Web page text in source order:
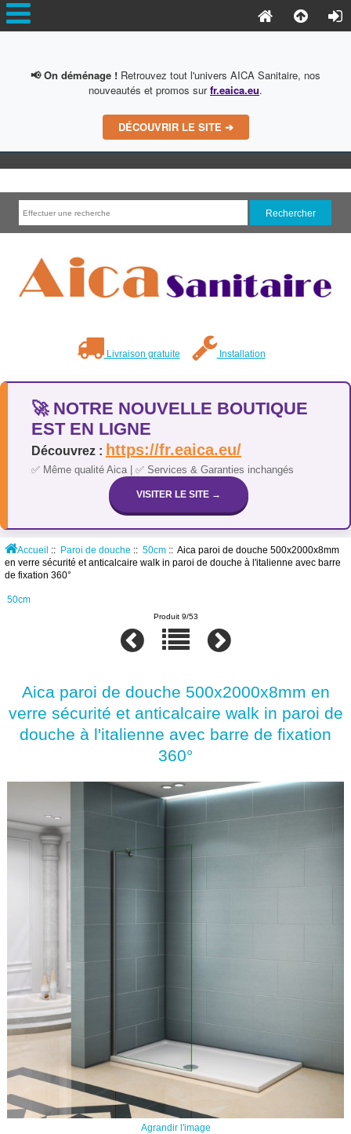
📢 On déménage ! Retrouvez tout l'univers AICA Sanitaire, nos
nouveautés et promos surfr.eaica.eu.
DÉCOUVRIR LE SITE ➔
Livraison gratuite Installation
🚀 NOTRE NOUVELLE BOUTIQUE
EST EN LIGNE
Découvrez : https://fr.eaica.eu/
✅ Même qualité Aica | ✅ Services & Garanties inchangés
VISITER LE SITE →
Accueil :: Paroi de douche :: 50cm:: Aica paroi de douche 500x2000x8mm
en verre sécurité et anticalcaire walk in paroi de douche à l'italienne avec barre
de fixation 360°
50cm
Produit 9/53
Aica paroi de douche 500x2000x8mm en
verre sécurité et anticalcaire walk in paroi de
douche à l'italienne avec barre de fixation
360°
Agrandir l'image